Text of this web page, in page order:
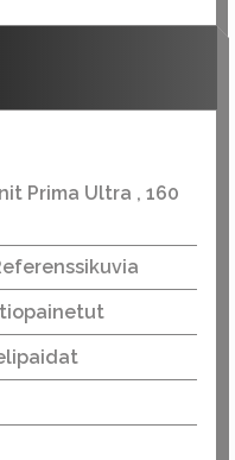
Prima Ultra , 160